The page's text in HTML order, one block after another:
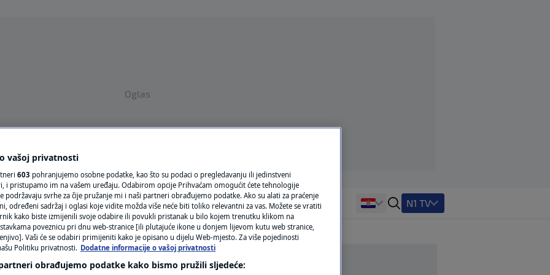
Oglas
VRIJEME
N1 TEME
REGIJA
N1 TV
vašoj privatnosti
603 pohranjujemo osobne podatke, kao što su podaci o pregledavanju ili jedinstveni
i pristupamo im na vašem uređaju. Odabirom opcije Prihvaćam omogućit ćete tehnologije
podržavaju svrhe za čije pružanje mi i naši partneri obrađujemo podatke. Ako su alati za praćenje
određeni sadržaj i oglasi koje vidite možda više neće biti toliko relevantni za vas. Možete se vratiti
kako biste izmijenili svoje odabire ili povukli pristanak u bilo kojem trenutku klikom na
poveznicu pri dnu web-stranice [ili plutajuće ikone u donjem lijevom kutu web stranice,
Vaši će se odabiri primijeniti kako je opisano u dijelu Web-mjesto. Za više pojedinosti
Politiku privatnosti. Dodatne informacije o vašoj privatnosti
obrađujemo podatke kako bismo pružili sljedeće: